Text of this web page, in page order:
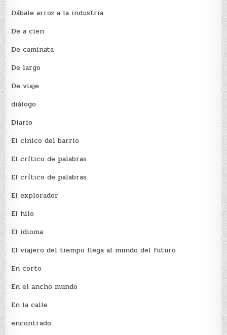
Dábale arroz a la industria
De a cien
De caminata
De largo
De viaje
diálogo
Diario
El cínico del barrio
El crí­tico de palabras
El crí­tico de palabras
El explorador
El hilo
El idioma
El viajero del tiempo llega al mundo del futuro
En corto
En el ancho mundo
En la calle
encontrado